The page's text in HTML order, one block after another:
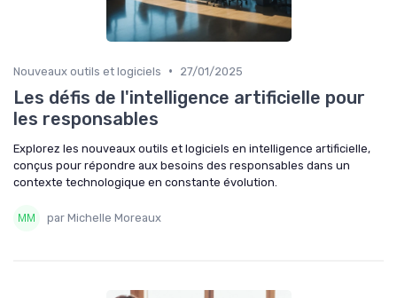
Nouveaux outils et logiciels • 27/01/2025
Les défis de l'intelligence artificielle pour
les responsables
Explorez les nouveaux outils et logiciels en intelligence artificielle,
conçus pour répondre aux besoins des responsables dans un
contexte technologique en constante évolution.
par Michelle Moreaux